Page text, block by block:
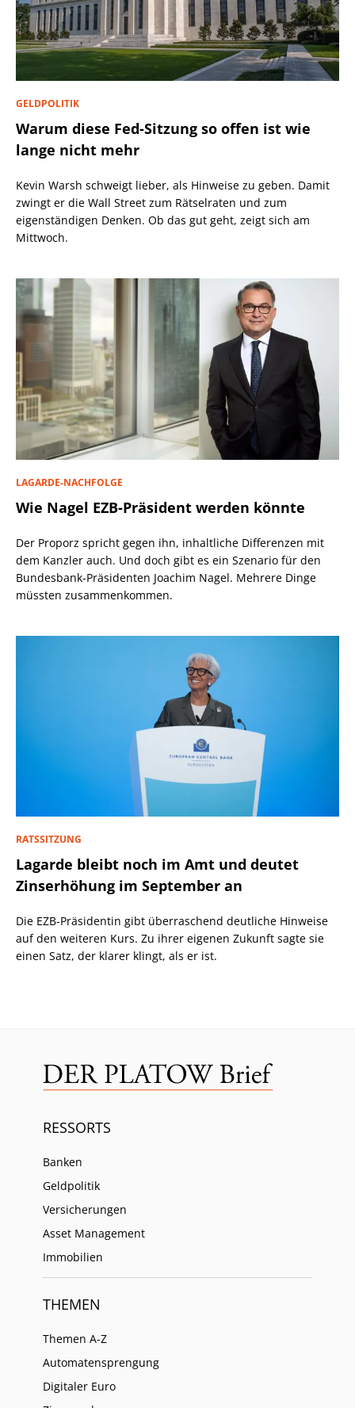
GELDPOLITIK
Warum diese Fed-Sitzung so offen ist wie
lange nicht mehr
Kevin Warsh schweigt lieber, als Hinweise zu geben. Damit
zwingt er die Wall Street zum Rätselraten und zum
eigenständigen Denken. Ob das gut geht, zeigt sich am
Mittwoch.
LAGARDE-NACHFOLGE
Wie Nagel EZB-Präsident werden könnte
Der Proporz spricht gegen ihn, inhaltliche Differenzen mit
dem Kanzler auch. Und doch gibt es ein Szenario für den
Bundesbank-Präsidenten Joachim Nagel. Mehrere Dinge
müssten zusammenkommen.
RATSSITZUNG
Lagarde bleibt noch im Amt und deutet
Zinserhöhung im September an
Die EZB-Präsidentin gibt überraschend deutliche Hinweise
auf den weiteren Kurs. Zu ihrer eigenen Zukunft sagte sie
einen Satz, der klarer klingt, als er ist.
RESSORTS
Banken
Geldpolitik
Versicherungen
Asset Management
Immobilien
THEMEN
Themen A-Z
Automatensprengung
Digitaler Euro